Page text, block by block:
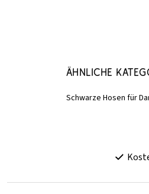
Ähnliche
Schwarze Hosen für